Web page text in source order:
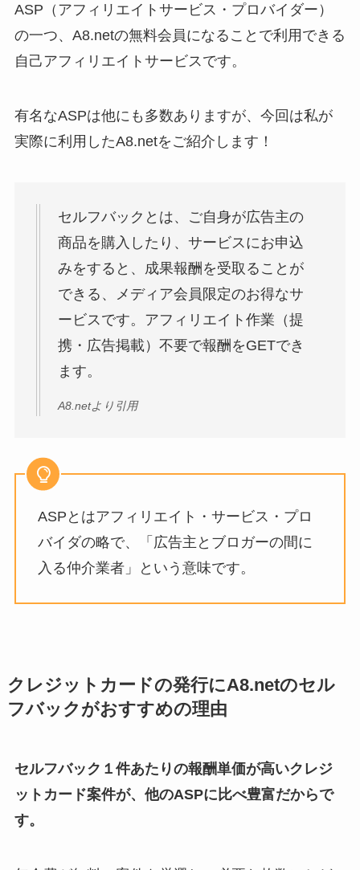
ASP（アフィリエイトサービス・プロバイダー）
の一つ、A8.netの無料会員になることで利用できる
自己アフィリエイトサービスです。
有名なASPは他にも多数ありますが、今回は私が
実際に利用したA8.netをご紹介します！
セルフバックとは、ご自身が広告主の
商品を購入したり、サービスにお申込
みをすると、成果報酬を受取ることが
できる、メディア会員限定のお得なサ
ービスです。アフィリエイト作業（提
携・広告掲載）不要で報酬をGETでき
ます。
A8.netより引用
ASPとはアフィリエイト・サービス・プロ
バイダの略で、「広告主とブロガーの間に
入る仲介業者」という意味です。
クレジットカードの発行にA8.netのセル
フバックがおすすめの理由
セルフバック１件あたりの報酬単価が高いクレジ
ットカード案件が、他のASPに比べ豊富だからで
す。